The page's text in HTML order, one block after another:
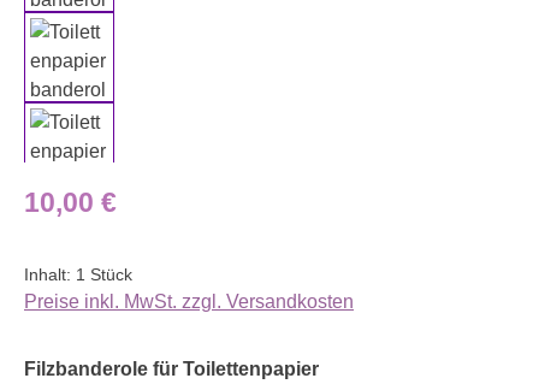
Regulärer Preis:
10,00 €
Inhalt: 1 Stück
Preise inkl. MwSt. zzgl. Versandkosten
Filzbanderole für Toilettenpapierauswählen